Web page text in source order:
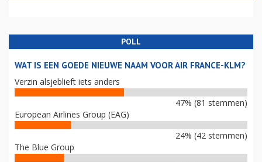
POLL
WAT IS EEN GOEDE NIEUWE NAAM VOOR AIR FRANCE-KLM?
Verzin alsjeblieft iets anders
47% (81 stemmen)
European Airlines Group (EAG)
24% (42 stemmen)
The Blue Group